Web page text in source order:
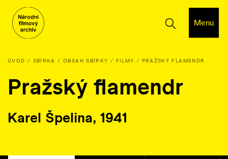
Menu
ÚVOD SBÍRKA OBSAH SBÍRKY FILMY PRAŽSKÝ FLAMENDR
Pražský flamendr
Karel Špelina, 1941